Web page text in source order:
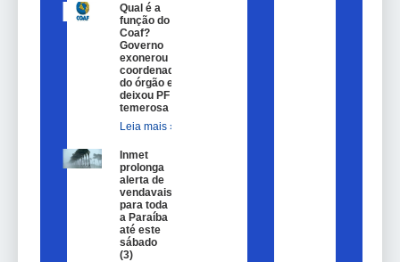
Qual é a
função do
Coaf?
Governo
exonerou
coordenador
do órgão e
deixou PF
temerosa
Leia mais »
Inmet
prolonga
alerta de
vendavais
para toda
a Paraíba
até este
sábado
(3)